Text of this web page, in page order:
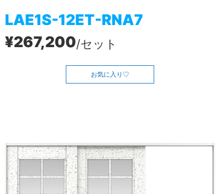
LAE1S-12ET-RNA7
¥267,200/セット
お気に入り